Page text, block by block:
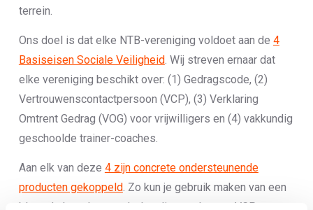
terrein.
Ons doel is dat elke NTB-vereniging voldoet aan de 4
Basiseisen Sociale Veiligheid. Wij streven ernaar dat
elke vereniging beschikt over: (1) Gedragscode, (2)
Vertrouwenscontactpersoon (VCP), (3) Verklaring
Omtrent Gedrag (VOG) voor vrijwilligers en (4) vakkundig
geschoolde trainer-coaches.
Aan elk van deze 4 zijn concrete ondersteunende
producten gekoppeld. Zo kun je gebruik maken van een
blauwdruk gedragscode, handige tools voor VCP-ers,